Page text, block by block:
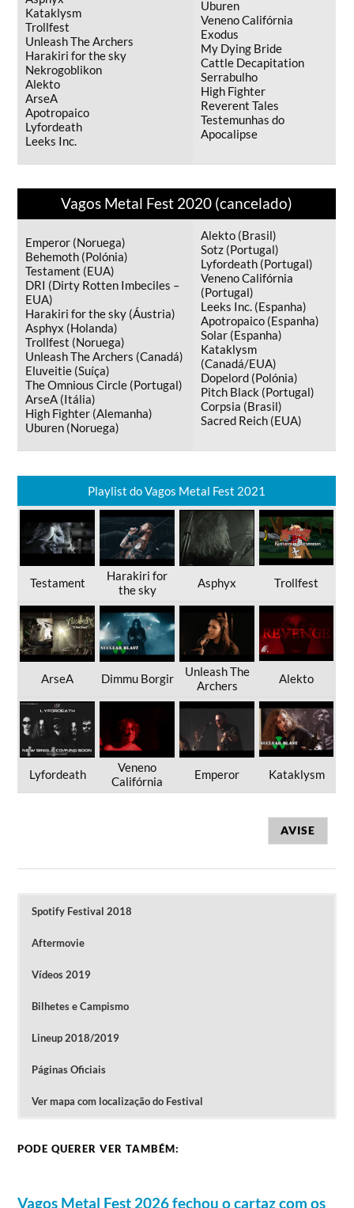
Kataklysm
Trollfest
Unleash The Archers
Harakiri for the sky
Nekrogoblikon
Alekto
ArseA
Apotropaico
Lyfordeath
Leeks Inc.
Uburen
Veneno Califórnia
Exodus
My Dying Bride
Cattle Decapitation
Serrabulho
High Fighter
Reverent Tales
Testemunhas do
Apocalipse
Vagos Metal Fest 2020 (cancelado)
Emperor (Noruega)
Behemoth (Polónia)
Testament (EUA)
DRI (Dirty Rotten Imbeciles –
EUA)
Harakiri for the sky (Áustria)
Asphyx (Holanda)
Trollfest (Noruega)
Unleash The Archers (Canadá)
Eluveitie (Suíça)
The Omnious Circle (Portugal)
ArseA (Itália)
High Fighter (Alemanha)
Uburen (Noruega)
Alekto (Brasil)
Sotz (Portugal)
Lyfordeath (Portugal)
Veneno Califórnia
(Portugal)
Leeks Inc. (Espanha)
Apotropaico (Espanha)
Solar (Espanha)
Kataklysm
(Canadá/EUA)
Dopelord (Polónia)
Pitch Black (Portugal)
Corpsia (Brasil)
Sacred Reich (EUA)
Playlist do Vagos Metal Fest 2021
Testament
Harakiri for
the sky
Asphyx Trollfest
ArseA Dimmu Borgir
Unleash The
Archers
Alekto
Lyfordeath
Veneno
Califórnia
Emperor Kataklysm
AVISE
Spotify Festival 2018
Aftermovie
Vídeos 2019
Bilhetes e Campismo
Lineup 2018/2019
Páginas Oficiais
Ver mapa com localização do Festival
25 de Dezembro.
Passes.
8 de agosto 9 de agosto
PODE QUERER VER TAMBÉM:
Vagos Metal Fest 2026 fechou o cartaz com os